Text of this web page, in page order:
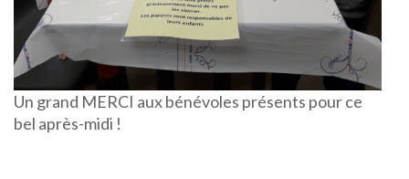
Un grand MERCI aux bénévoles présents pour ce
bel après-midi !